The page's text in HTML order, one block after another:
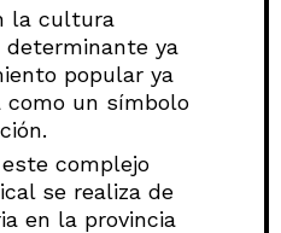
la cultura
ya
popular ya
como un símbolo
complejo
se realiza de
en la provincia